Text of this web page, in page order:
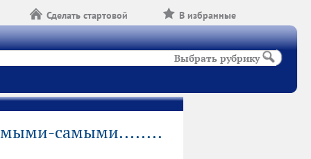
В избранные
Сделать стартовой
Выбрать рубрику
самыми........